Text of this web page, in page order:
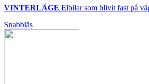
VINTERLÄGE Elbilar som blivit fast på
Snabbläs